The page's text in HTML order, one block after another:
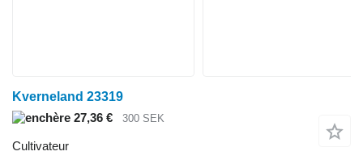
Kverneland 23319
27,36 €
300 SEK
Cultivateur